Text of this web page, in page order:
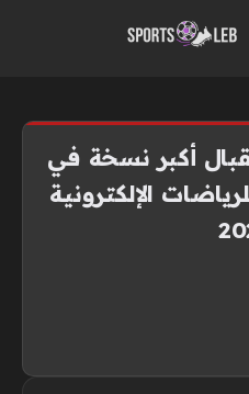
أكبر نسخة في
الإلكترونية